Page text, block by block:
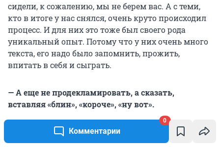
Комментарии
0
сидели, к сожалению, мы не берем вас. А с теми,
кто в итоге у нас снялся, очень круто происходил
процесс. И для них это тоже был своего рода
уникальный опыт. Потому что у них очень много
текста, его надо было запомнить, прожить,
впитать в себя и сыграть.
— А еще не продекламировать, а сказать,
вставляя «блин», «короче», «ну вот».
— Да, да, да. Прожить этот текст, уложить его в
себя и потом воспроизвести, чтобы было